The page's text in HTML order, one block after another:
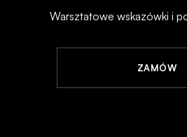
Warsztatowe wskazówki i
ZAMÓW